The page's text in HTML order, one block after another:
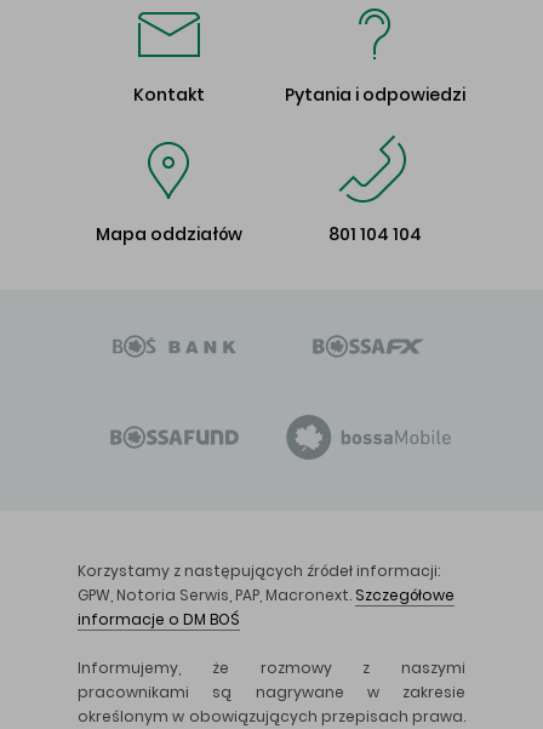
Kontakt Pytania i odpowiedzi
Mapa oddziałów 801 104 104
Korzystamy z następujących źródeł informacji:
GPW, Notoria Serwis, PAP, Macronext. Szczegółowe
informacje o DM BOŚ
Informujemy, że rozmowy z naszymi
pracownikami są nagrywane w zakresie
określonym w obowiązujących przepisach prawa.